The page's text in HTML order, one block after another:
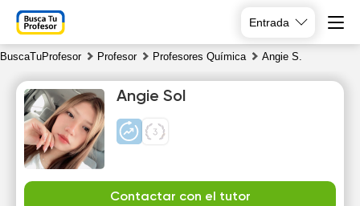
Entrada
BuscaTuProfesor Profesor Profesores Química Angie S.
Angie Sol
Contactar con el tutor
Tu
We